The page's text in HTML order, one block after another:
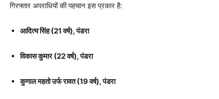
गिरफ्तार अपराधियों की पहचान इस प्रकार है:
आदित्य सिंह (21 वर्ष), पंडरा
विकास कुमार (22 वर्ष), पंडरा
कुणाल महतो उर्फ रावत (19 वर्ष), पंडरा